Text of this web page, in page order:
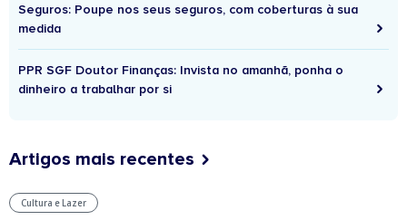
Seguros: Poupe nos seus seguros, com coberturas à sua
medida
PPR SGF Doutor Finanças: Invista no amanhã, ponha o
dinheiro a trabalhar por si
Artigos mais recentes
Cultura e Lazer